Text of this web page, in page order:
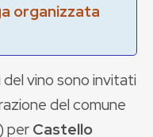
organizzata
del vino sono invitati
del comune
perCastello